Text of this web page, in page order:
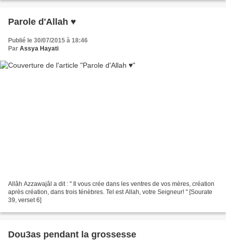
Parole d'Allah ♥
Publié le 30/07/2015 à 18:46
Par Assya Hayati
Allâh Azzawajâl a dit : " Il vous crée dans les ventres de vos mères, création
après création, dans trois ténèbres. Tel est Allah, votre Seigneur! " [Sourate
39, verset 6]
Dou3as pendant la grossesse